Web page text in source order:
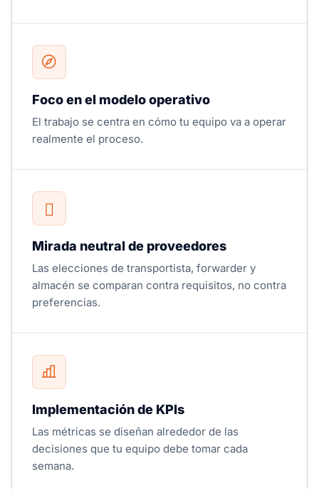
Foco en el modelo operativo
El trabajo se centra en cómo tu equipo va a operar
realmente el proceso.
Mirada neutral de proveedores
Las elecciones de transportista, forwarder y
almacén se comparan contra requisitos, no contra
preferencias.
Implementación de KPIs
Las métricas se diseñan alrededor de las
decisiones que tu equipo debe tomar cada
semana.